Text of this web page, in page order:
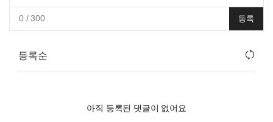
0/ 300 등록
등록순
아직 등록된 댓글이 없어요